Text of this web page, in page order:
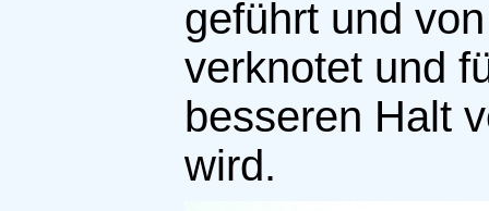
geführt und
verknotet und
besseren Halt
wird.